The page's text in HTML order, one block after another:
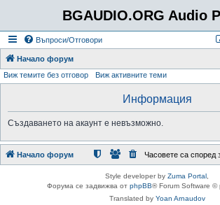
BGAUDIO.ORG Audio
Въпроси/Отговори
Начало форум
Виж темите без отговор Виж активните теми
Информация
Създаването на акаунт е невъзможно.
Начало форум Часовете са според
Style developer by Zuma Portal
Форума се задвижва от phpBB® Forum Software ©
Translated by Yoan Arnaudov